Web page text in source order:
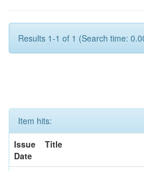
Results 1-1 of 1 (Search time:
Item hits:
Issue
Date
Title